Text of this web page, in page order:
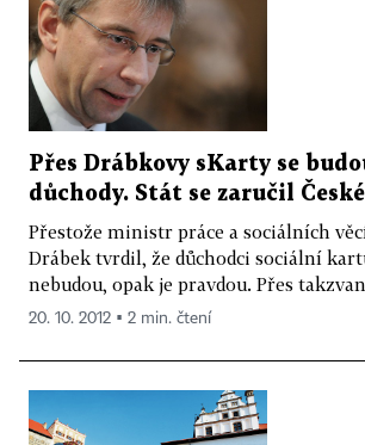
Přes Drábkovy sKarty se
důchody. Stát se zaručil
Přestože ministr práce a sociálních
Drábek tvrdil, že důchodci sociální
nebudou, opak je pravdou. Přes
20. 10. 2012 ▪ 2 min. čtení